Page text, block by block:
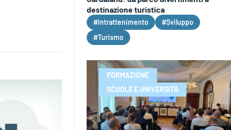
destinazione turistica
#Intrattenimento
#Sviluppo
#Turismo
FORMAZIONE
SCUOLE E UNIVERSITÀ